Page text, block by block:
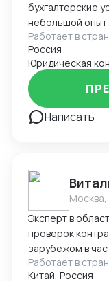
бухгалтерские
небольшой опыт
составляю и
подработку,
Работает в
Россия
Юридическая
Написать
Москва,
Эксперт в
проверок
зарубежом в
Работает в
Китай, Россия